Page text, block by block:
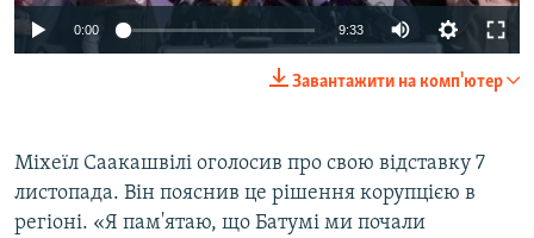
0:00 9:33
Завантажити на комп'ютер
Міхеїл Саакашвілі оголосив про свою відставку 7
листопада. Він пояснив це рішення корупцією в
регіоні. «Я пам'ятаю, що Батумі ми почали